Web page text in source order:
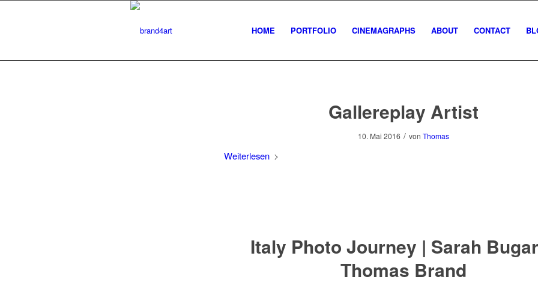
HOME PORTFOLIO CINEMAGRAPHS ABOUT CONTACT
Gallereplay Artist
10. Mai 2016 / von Thomas
Weiterlesen
Italy Photo Journey | Sarah
Thomas Brand